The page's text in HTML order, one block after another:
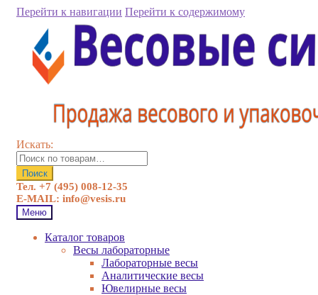
Перейти к навигации Перейти к содержимому
Искать:
Поиск
Тел. +7 (495) 008-12-35
E-MAIL: info@vesis.ru
Меню
Каталог товаров
Весы лабораторные
Лабораторные весы
Аналитические весы
Ювелирные весы